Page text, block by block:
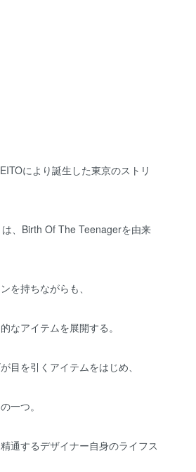
により誕生した東京のストリ
、Birth Of The Teenagerを由来
を持ちながらも、
なアイテムを展開する。
目を引くアイテムをはじめ、
一つ。
通するデザイナー自身のライフス